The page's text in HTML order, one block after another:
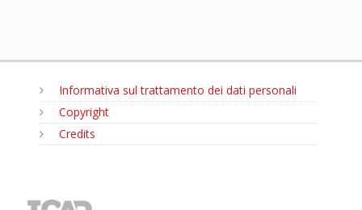
Informativa sul trattamento dei dati personali
Copyright
Credits